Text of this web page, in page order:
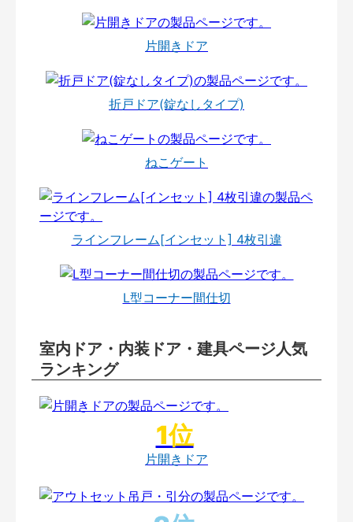
片開きドア
折戸ドア(錠なしタイプ)
ねこゲート
ラインフレーム[インセット] 4枚引違
L型コーナー間仕切
室内ドア・内装ドア・建具ページ人気
ランキング
片開きドア